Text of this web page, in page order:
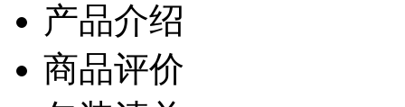
产品介绍
商品评价